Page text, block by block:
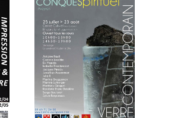
CONQUES SPIRITUEL
2020